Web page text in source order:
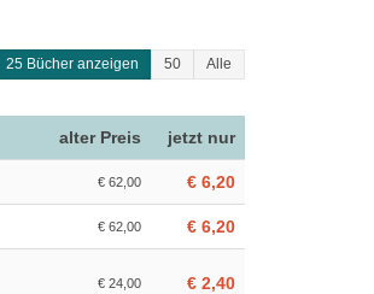
25 Bücher anzeigen 50 Alle
alter Preis jetzt nur
€ 62,00 € 6,20
€ 62,00 € 6,20
€ 24,00 € 2,40